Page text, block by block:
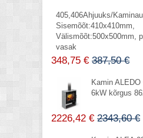
405,406Ahjuuks/
Sisemõõt:410x410mm,
Välismõõt:500x500mm,
vasak
348,75 € 387,50 €
Kamin
6kW kõrgus
2226,42 € 2343,60 €